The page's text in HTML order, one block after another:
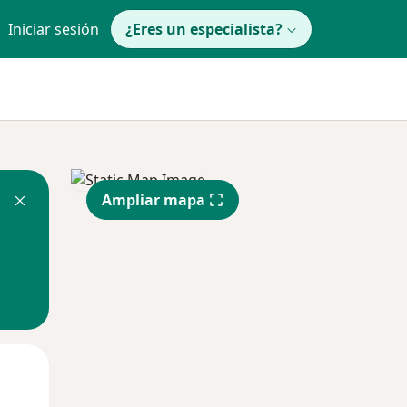
Iniciar sesión ¿Eres un especialista?
Ampliar mapa